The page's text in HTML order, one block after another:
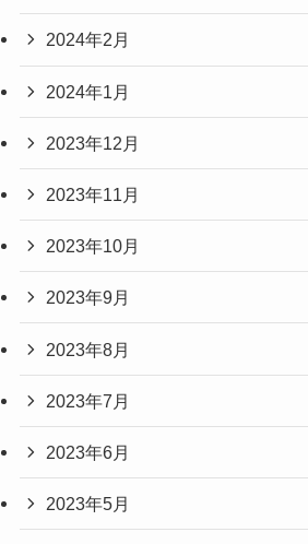
2024年2月
2024年1月
2023年12月
2023年11月
2023年10月
2023年9月
2023年8月
2023年7月
2023年6月
2023年5月